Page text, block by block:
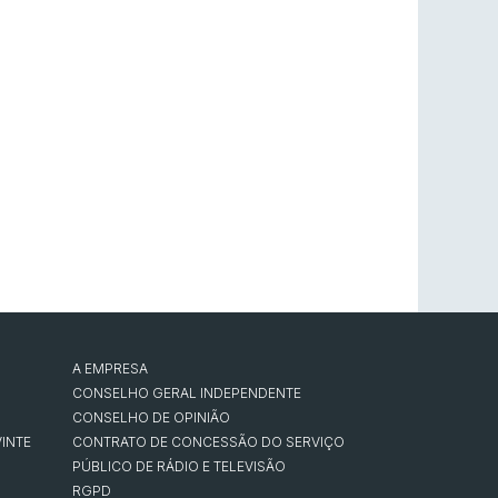
A EMPRESA
CONSELHO GERAL INDEPENDENTE
CONSELHO DE OPINIÃO
CONTRATO DE CONCESSÃO DO SERVIÇO
PÚBLICO DE RÁDIO E TELEVISÃO
RGPD